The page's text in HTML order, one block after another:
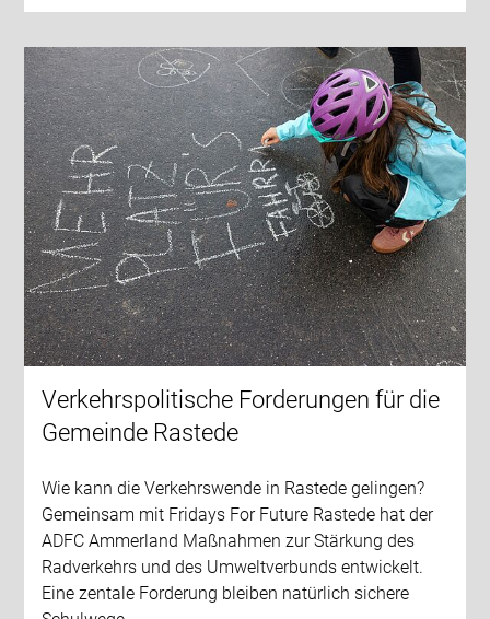
Verkehrspolitische Forderungen für die
Gemeinde Rastede
Wie kann die Verkehrswende in Rastede gelingen?
Gemeinsam mit Fridays For Future Rastede hat der
ADFC Ammerland Maßnahmen zur Stärkung des
Radverkehrs und des Umweltverbunds entwickelt.
Eine zentale Forderung bleiben natürlich sichere